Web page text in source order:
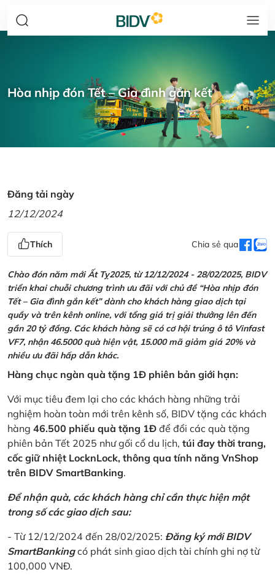
Hòa nhịp đón Tết – Gia đình gắn kết
Đăng tải ngày
12/12/2024
Thích Chia sẻ qua
Chào đón năm mới Ất Tỵ2025, từ 12/12/2024 - 28/02/2025, BIDV
triển khai chuỗi chương trình ưu đãi với chủ đề “Hòa nhịp đón
Tết – Gia đình gắn kết” dành cho khách hàng giao dịch tại
quầy và trên kênh online, với tổng giá trị giải thưởng lên đến
gần 20 tỷ đồng. Các khách hàng sẽ có cơ hội trúng ô tô Vinfast
VF7, nhận 46.5000 quà hiện vật, 15.000 mã giảm giá 20% và
nhiều ưu đãi hấp dẫn khác.
Hàng chục ngàn quà tặng 1Đ phiên bản giới hạn:
Với mục tiêu đem lại cho các khách hàng những trải
nghiệm hoàn toàn mới trên kênh số, BIDV tặng các khách
hàng 46.500 phiếu quà tặng 1Đ để đổi các quà tặng
phiên bản Tết 2025 như gối cổ du lịch, túi đay thời trang,
cốc giữ nhiệt LocknLock, thông qua tính năng VnShop
trên BIDV SmartBanking.
Để nhận quà, các khách hàng chỉ cần thực hiện một
trong số các giao dịch sau:
- Từ 12/12/2024 đến 28/02/2025: Đăng ký mới BIDV
SmartBankingcó phát sinh giao dịch tài chính ghi nợ từ
100,000 VNĐ.